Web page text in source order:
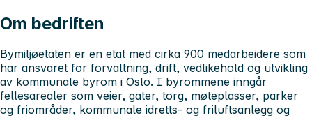
Om bedriften
Bymiljøetaten er en etat med cirka 900 medarbeidere som
har ansvaret for forvaltning, drift, vedlikehold og utvikling
av kommunale byrom i Oslo. I byrommene inngår
fellesarealer som veier, gater, torg, møteplasser, parker
og friområder, kommunale idretts- og friluftsanlegg og